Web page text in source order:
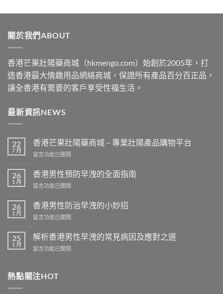
$489
關於我們ABOUT
香港芒果壯陽藥商城（hkmengo.com）始創於2005年，打
造香港最大情趣用品網絡商城，保證所有產品百分百正品，
讓全香港有需要的客戶享受性福生活。
最新資訊NEWS
22
7 月
香港芒果壯陽藥商城 – 專業壯陽產品購物平台
在
港
芒
果
陽
藥
商
–
專
陽
產
留言功能已關閉
26
1 月
香港男性預防早洩的全面指南
在
港
男
性
防
早
洩
面
留言功能已關閉
26
1 月
香港男性防治早洩的小妙招
在
港
男
性
早
留言功能已關閉
25
1 月
解析香港男性早洩的常見病因及應對之道
在
香
港
留言功能已關閉
熱點關注HOT